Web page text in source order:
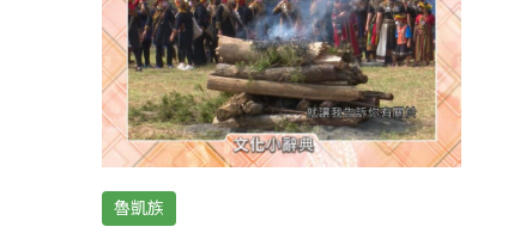
魯凱族